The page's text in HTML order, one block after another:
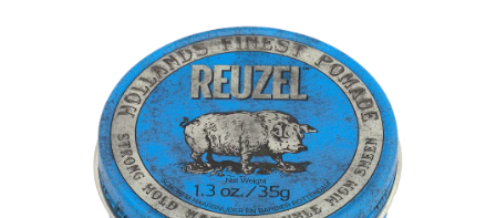
hviezdičiek.